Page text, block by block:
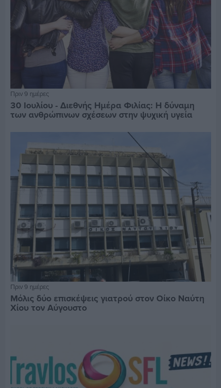
Πριν 9 ημέρες
30 Ιουλίου - Διεθνής Ημέρα Φιλίας: Η δύναμη
των ανθρώπινων σχέσεων στην ψυχική υγεία
Πριν 9 ημέρες
Μόλις δύο επισκέψεις γιατρού στον Οίκο Ναύτη
Χίου τον Αύγουστο